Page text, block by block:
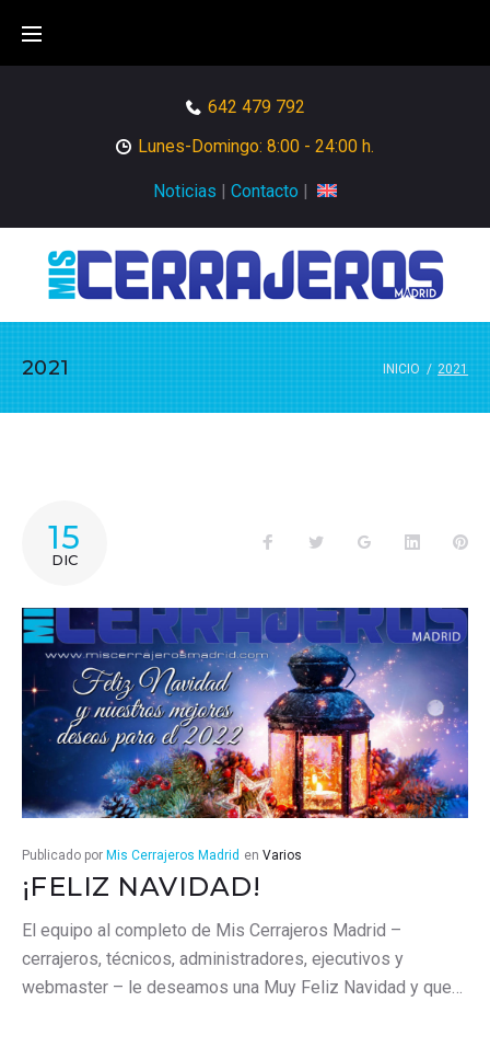
content
642 479 792
Lunes-Domingo: 8:00 - 24:00 h.
Noticias | Contacto |
2021 INICIO / 2021
AÑO:
2021
15
DIC
FacebookTwitter Google+ LinkedIn
Publicado por Mis Cerrajeros Madrid en Varios
¡FELIZ NAVIDAD!
El equipo al completo de Mis Cerrajeros Madrid –
cerrajeros, técnicos, administradores, ejecutivos y
webmaster – le deseamos una Muy Feliz Navidad y que…